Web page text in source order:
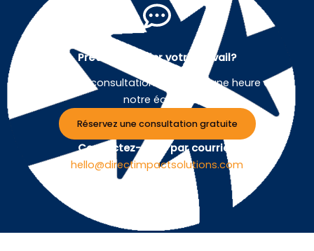
Prêt à simplifier votre travail?
Planifiez une consultation gratuite d'une heure avec
notre équipe.
Réservez une consultation gratuite
Contactez-nous par courriel :
hello@directimpactsolutions.com